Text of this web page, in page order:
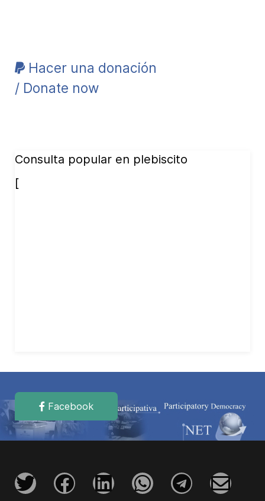
Hacer una donación
/ Donate now
Consulta popular en plebiscito
[
Facebook